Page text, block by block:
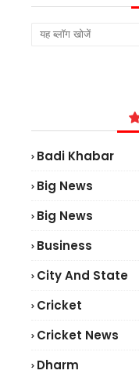
Badi Khabar
Big News
Big News
Business
City And State
Cricket
Cricket News
Dharm